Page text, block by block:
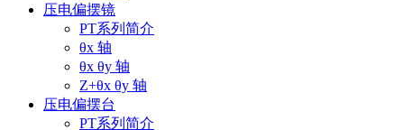
压电偏摆镜
PT系列简介
θx 轴
θx θy 轴
Z+θx θy 轴
压电偏摆台
PT系列简介